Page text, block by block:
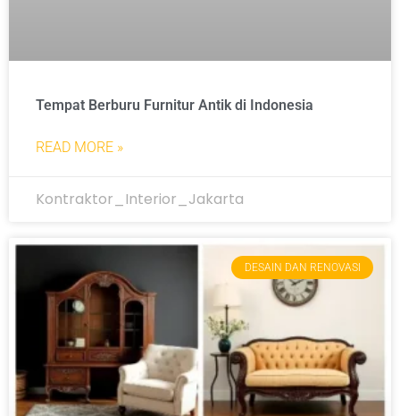
Tempat Berburu Furnitur Antik di Indonesia
READ MORE »
Kontraktor_Interior_Jakarta
DESAIN DAN RENOVASI